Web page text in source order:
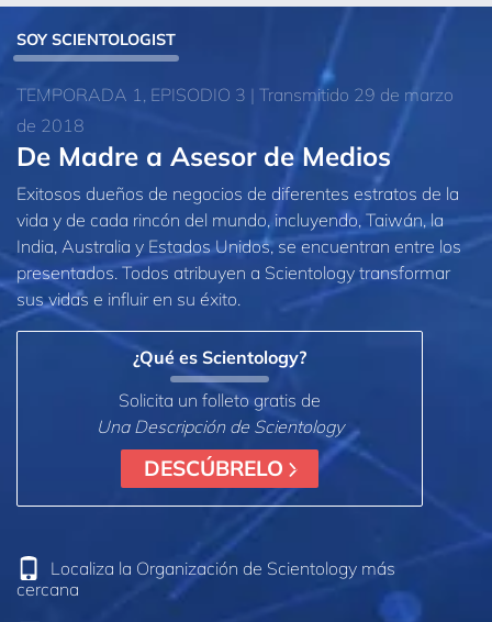
SOY SCIENTOLOGIST
TEMPORADA 1, EPISODIO 3 | Transmitido 29 de marzo
de 2018
De Madre a Asesor de Medios
Exitosos dueños de negocios de diferentes estratos de la
vida y de cada rincón del mundo, incluyendo, Taiwán, la
India, Australia y Estados Unidos, se encuentran entre los
presentados. Todos atribuyen a Scientology transformar
sus vidas e influir en su éxito.
¿Qué es Scientology?
Solicita un folleto gratis de
Una Descripción de Scientology
DESCÚBRELO
Localiza la Organización de Scientology más
cercana